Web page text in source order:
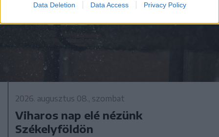
Data Deletion Data Access Privacy Policy
2026. augusztus 08., szombat
Viharos nap elé nézünk
Székelyföldön